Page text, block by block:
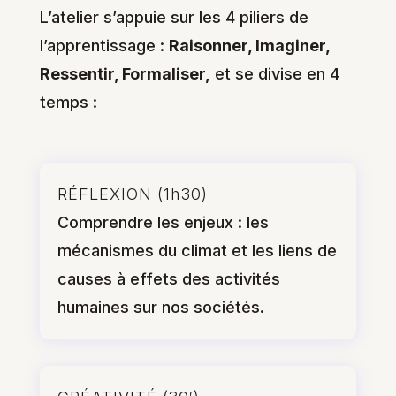
L’atelier s’appuie sur les 4 piliers de
l’apprentissage : Raisonner, Imaginer,
Ressentir, Formaliser, et se divise en 4
temps :
RÉFLEXION (1h30)
Comprendre les enjeux : les
mécanismes du climat et les liens de
causes à effets des activités
humaines sur nos sociétés.